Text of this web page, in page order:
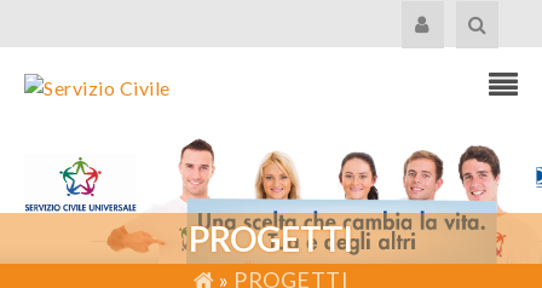
PROGETTI
» PROGETTI